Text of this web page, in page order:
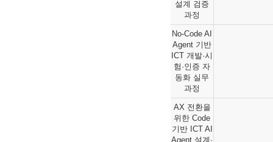
설계 검증
과정
No-Code AI
Agent 기반
ICT 개발·시
험·인증 자
동화 실무
과정
AX 전환을
위한 Code
기반 ICT AI
Agent 설계·